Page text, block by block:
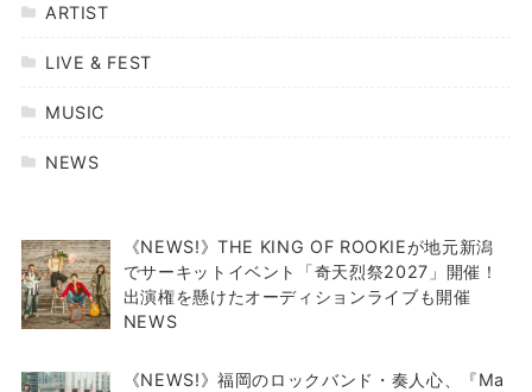
ARTIST
LIVE & FEST
MUSIC
NEWS
《NEWS!》THE KING OF ROOKIEが地元新潟
でサーキットイベント「奇天烈祭2027」開催！
出演権を懸けたオーディションライブも開催
NEWS
《NEWS!》福岡のロックバンド・奏人心、『Ma